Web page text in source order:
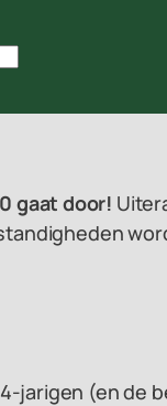
gaat door!
jarigen (en de